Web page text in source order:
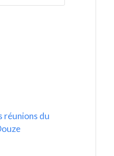
réunions du